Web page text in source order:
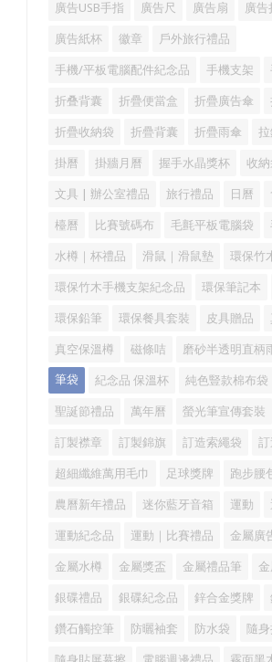
廣告USB手指 廣告尺 廣告扇 廣告
廣告紙杯 徽章 戶外旅行禮品
手機/平板電腦配件紀念品 手機支架
折叠背囊 折疊便當盒 折疊廣告傘
折疊收納袋 折疊背囊 折疊雨傘
掛曆 掛牆月曆 握手水晶獎杯 收納
文具 | 辦公室禮品 旅行禮品 日曆
檯曆 比賽號碼布 毛氈平板電腦袋
水樽｜杯禮品 滑鼠｜滑鼠墊 環保竹
環保竹木手機支架紀念品 環保筆記本
環保鉛筆 環保餐具套裝 皮具贈品
真空保溫樽 磁條咭 磨砂半透明直柄
筆袋 紀念品 保溫杯 純色豎款棉布袋
聖誕節禮品 萬年曆 螢光筆宣傳套裝
訂製襟章 訂製錦旗 訂造索繩袋
超細纖維萬用毛巾 足球獎牌 跑步腰
農曆新年禮品 迷你藍牙音箱 運動
運動紀念品 運動｜比賽禮品 金屬廣
金屬水樽 金屬獎盃 金屬禮品筆
銀碟禮品 銀碟紀念品 鋅合金獎牌
鑽石觸控筆 防曬袖套 防水袋 隨